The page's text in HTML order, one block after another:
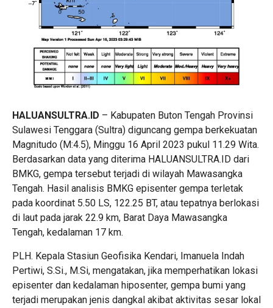
HALUANSULTRA.ID – Kabupaten Buton Tengah Provinsi
Sulawesi Tenggara (Sultra) diguncang gempa berkekuatan
Magnitudo (M:4.5), Minggu 16 April 2023 pukul 11.29 Wita.
Berdasarkan data yang diterima HALUANSULTRA.ID dari
BMKG, gempa tersebut terjadi di wilayah Mawasangka
Tengah. Hasil analisis BMKG episenter gempa terletak
pada koordinat 5.50 LS, 122.25 BT, atau tepatnya berlokasi
di laut pada jarak 22.9 km, Barat Daya Mawasangka
Tengah, kedalaman 17 km.
PLH. Kepala Stasiun Geofisika Kendari, Imanuela Indah
Pertiwi, S.Si., M.Si, mengatakan, jika memperhatikan lokasi
episenter dan kedalaman hiposenter, gempa bumi yang
terjadi merupakan jenis dangkal akibat aktivitas sesar lokal